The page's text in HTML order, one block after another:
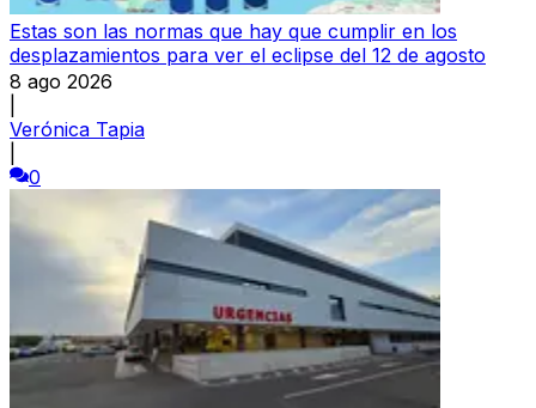
Estas son las normas que hay que cumplir en los
desplazamientos para ver el eclipse del 12 de agosto
8 ago 2026
Verónica Tapia
0